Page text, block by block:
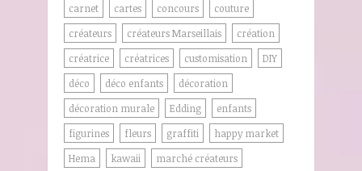
carnet
cartes concours
couture
créateurs
créateurs Marseillais
création
créatrice
créatrices customisation
DIY
déco
déco enfants
décoration
décoration murale
Edding
enfants
figurines
fleurs graffiti
happy market
Hema
kawaii
marché créateurs